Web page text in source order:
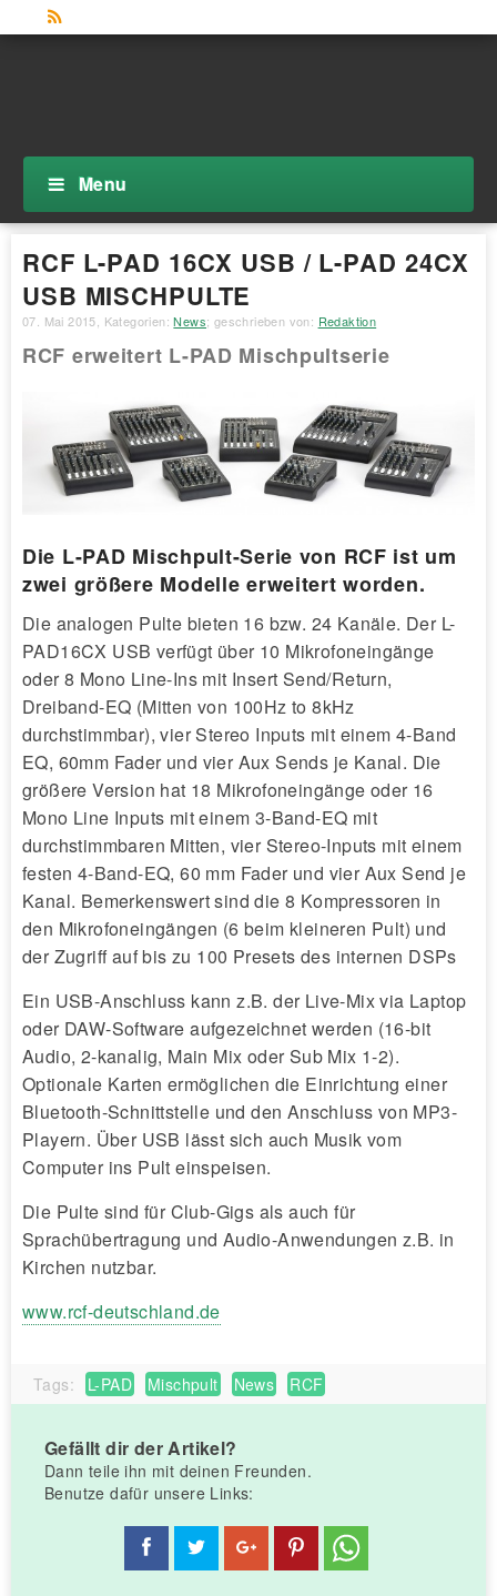
Menu
RCF L-PAD 16CX USB / L-PAD 24CX
USB MISCHPULTE
07. Mai 2015 , Kategorien:News; geschrieben von: Redaktion
RCF erweitert L-PAD Mischpultserie
Die L-PAD Mischpult-Serie von RCF ist um
zwei größere Modelle erweitert worden.
Die analogen Pulte bieten 16 bzw. 24 Kanäle. Der L-
PAD16CX USB verfügt über 10 Mikrofoneingänge
oder 8 Mono Line-Ins mit Insert Send/Return,
Dreiband-EQ (Mitten von 100Hz to 8kHz
durchstimmbar), vier Stereo Inputs mit einem 4-Band
EQ, 60mm Fader und vier Aux Sends je Kanal. Die
größere Version hat 18 Mikrofoneingänge oder 16
Mono Line Inputs mit einem 3-Band-EQ mit
durchstimmbaren Mitten, vier Stereo-Inputs mit einem
festen 4-Band-EQ, 60 mm Fader und vier Aux Send je
Kanal. Bemerkenswert sind die 8 Kompressoren in
den Mikrofoneingängen (6 beim kleineren Pult) und
der Zugriff auf bis zu 100 Presets des internen DSPs
Ein USB-Anschluss kann z.B. der Live-Mix via Laptop
oder DAW-Software aufgezeichnet werden (16-bit
Audio, 2-kanalig, Main Mix oder Sub Mix 1-2).
Optionale Karten ermöglichen die Einrichtung einer
Bluetooth-Schnittstelle und den Anschluss von MP3-
Playern. Über USB lässt sich auch Musik vom
Computer ins Pult einspeisen.
Die Pulte sind für Club-Gigs als auch für
Sprachübertragung und Audio-Anwendungen z.B. in
Kirchen nutzbar.
www.rcf-deutschland.de
Tags: L-PAD Mischpult News RCF
Gefällt dir der Artikel?
Dann teile ihn mit deinen Freunden.
Benutze dafür unsere Links: